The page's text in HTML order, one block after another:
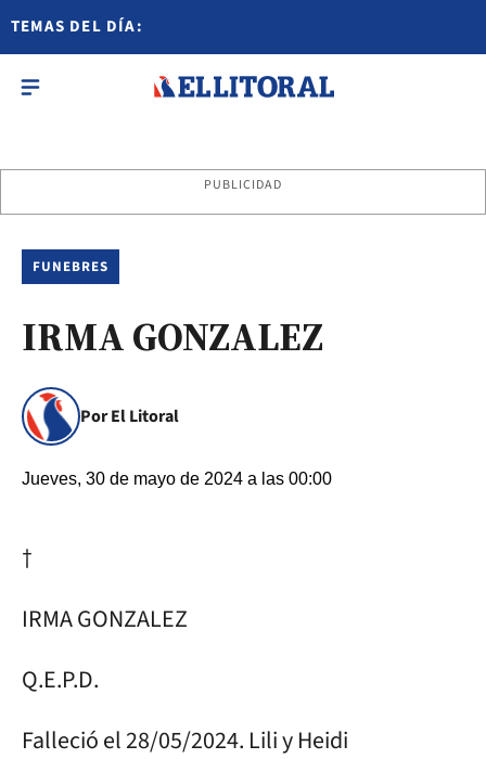
TEMAS DEL DÍA:
PUBLICIDAD
FUNEBRES
IRMA GONZALEZ
Por El Litoral
Jueves, 30 de mayo de 2024 a las 00:00
†
IRMA GONZALEZ
Q.E.P.D.
Falleció el 28/05/2024. Lili y Heidi